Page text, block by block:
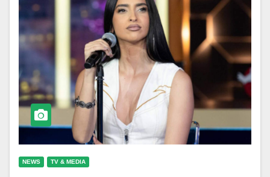
NEWS TV & MEDIA